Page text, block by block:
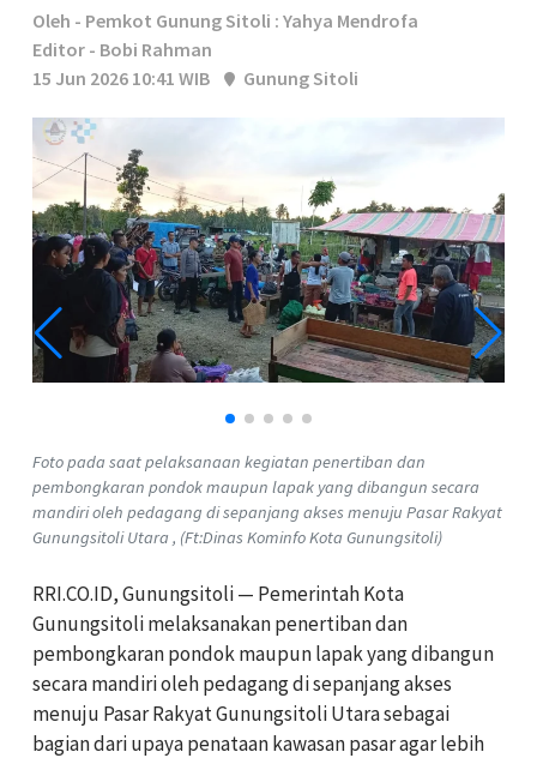
Oleh - Pemkot Gunung Sitoli : Yahya Mendrofa
Editor - Bobi Rahman
15 Jun 2026 10:41 WIB
Gunung Sitoli
Foto pada saat pelaksanaan kegiatan penertiban dan
pembongkaran pondok maupun lapak yang dibangun secara
mandiri oleh pedagang di sepanjang akses menuju Pasar Rakyat
Gunungsitoli Utara , (Ft:Dinas Kominfo Kota Gunungsitoli)
RRI.CO.ID, Gunungsitoli — Pemerintah Kota
Gunungsitoli melaksanakan penertiban dan
pembongkaran pondok maupun lapak yang dibangun
secara mandiri oleh pedagang di sepanjang akses
menuju Pasar Rakyat Gunungsitoli Utara sebagai
bagian dari upaya penataan kawasan pasar agar lebih